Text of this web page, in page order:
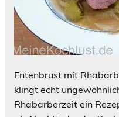
Entenbrust mit
klingt echt
Rhabarberzeit ein